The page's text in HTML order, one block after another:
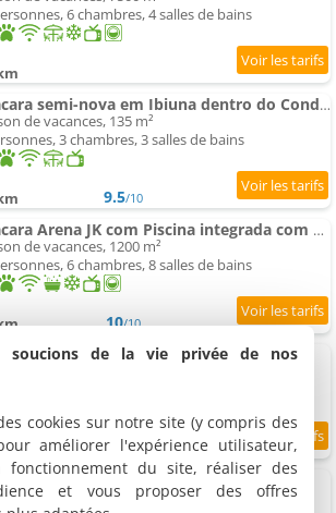
6 chambres, 4 salles de bains
Chacara semi-nova em Ibiuna dentro do Condominio Cocais
de vacances, 135 m²
3 chambres, 3 salles de bains
9.5/10
Chácara Arena JK com Piscina integrada com Sauna e Hidromassagem
de vacances, 1200 m²
6 chambres, 8 salles de bains
10/10
Ronco do Bugio - Pousada Boutique
km 9.8/10
chácara em Ibiuna com lago e piscina
de vacances, 15 m²
soucions de la vie privée de nos
cookies sur notre site (y compris des
améliorer l'expérience utilisateur,
fonctionnement du site, réaliser des
et vous proposer des offres